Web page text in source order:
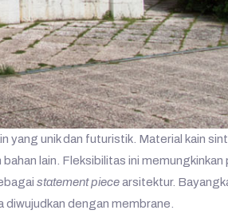
yang unik dan futuristik. Material kain
lain. Fleksibilitas ini memungkinkan
statement piecearsitektur.
dengan membrane.